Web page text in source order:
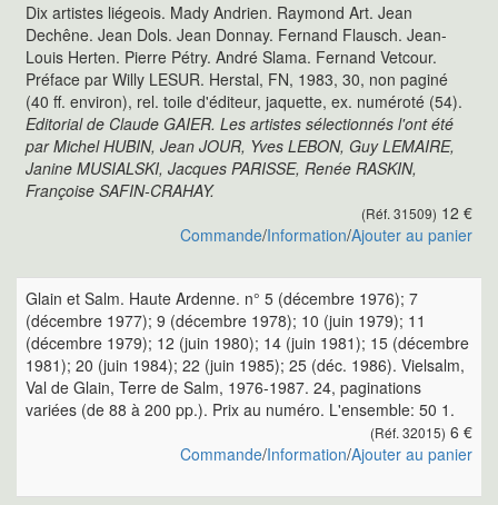
Dix artistes liégeois. Mady Andrien. Raymond Art. Jean
Dechêne. Jean Dols. Jean Donnay. Fernand Flausch. Jean-
Louis Herten. Pierre Pétry. André Slama. Fernand Vetcour.
Préface par Willy LESUR. Herstal, FN, 1983, 30, non paginé
(40 ff. environ), rel. toile d'éditeur, jaquette, ex. numéroté (54).
Editorial de Claude GAIER. Les artistes sélectionnés l'ont été
par Michel HUBIN, Jean JOUR, Yves LEBON, Guy LEMAIRE,
Janine MUSIALSKI, Jacques PARISSE, Renée RASKIN,
Françoise SAFIN-CRAHAY.
(Réf. 31509) 12 €
Commande/Information/Ajouter au panier
Glain et Salm. Haute Ardenne. n° 5 (décembre 1976); 7
(décembre 1977); 9 (décembre 1978); 10 (juin 1979); 11
(décembre 1979); 12 (juin 1980); 14 (juin 1981); 15 (décembre
1981); 20 (juin 1984); 22 (juin 1985); 25 (déc. 1986). Vielsalm,
Val de Glain, Terre de Salm, 1976-1987. 24, paginations
variées (de 88 à 200 pp.). Prix au numéro. L'ensemble: 50 1.
(Réf. 32015) 6 €
Commande/Information/Ajouter au panier